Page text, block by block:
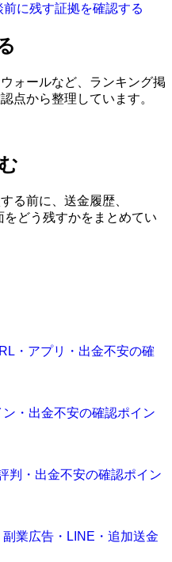
前に残す証拠を確認する
ォールなど、ランキング掲
点から整理しています。
る前に、送金履歴、
どう残すかをまとめてい
・アプリ・出金不安の確
・出金不安の確認ポイン
判・出金不安の確認ポイン
業広告・LINE・追加送金